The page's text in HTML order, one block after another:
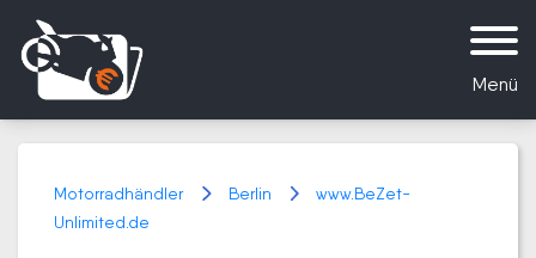
Menü
Motorradhändler Berlin
www.BeZet-
Unlimited.de